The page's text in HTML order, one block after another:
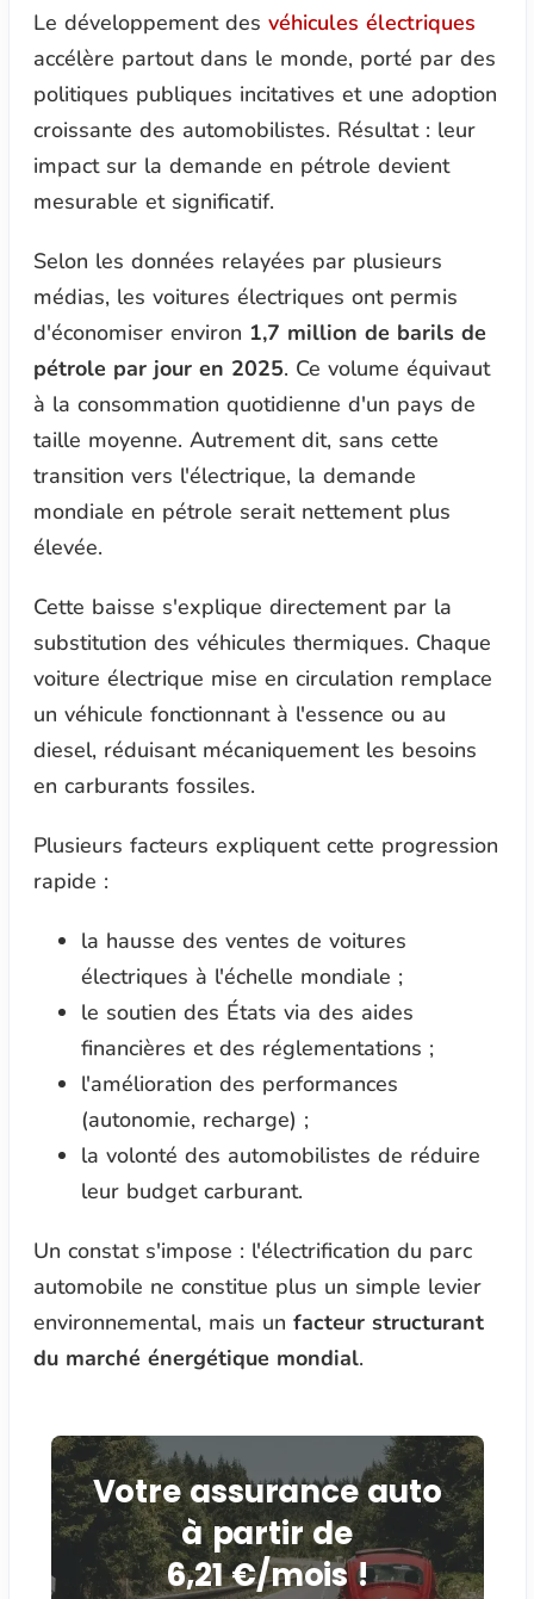
Le développement des véhicules électriques
accélère partout dans le monde, porté par des
politiques publiques incitatives et une adoption
croissante des automobilistes. Résultat : leur
impact sur la demande en pétrole devient
mesurable et significatif.
Selon les données relayées par plusieurs
médias, les voitures électriques ont permis
d'économiser environ 1,7 million de barils de
pétrole par jour en 2025. Ce volume équivaut
à la consommation quotidienne d'un pays de
taille moyenne. Autrement dit, sans cette
transition vers l'électrique, la demande
mondiale en pétrole serait nettement plus
élevée.
Cette baisse s'explique directement par la
substitution des véhicules thermiques. Chaque
voiture électrique mise en circulation remplace
un véhicule fonctionnant à l'essence ou au
diesel, réduisant mécaniquement les besoins
en carburants fossiles.
Plusieurs facteurs expliquent cette progression
rapide :
la hausse des ventes de voitures
électriques à l'échelle mondiale ;
le soutien des États via des aides
financières et des réglementations ;
l'amélioration des performances
(autonomie, recharge) ;
la volonté des automobilistes de réduire
leur budget carburant.
Un constat s'impose : l'électrification du parc
automobile ne constitue plus un simple levier
environnemental, mais un facteur structurant
du marché énergétique mondial.
Votre assurance auto
à partir de
6,21 €/mois !